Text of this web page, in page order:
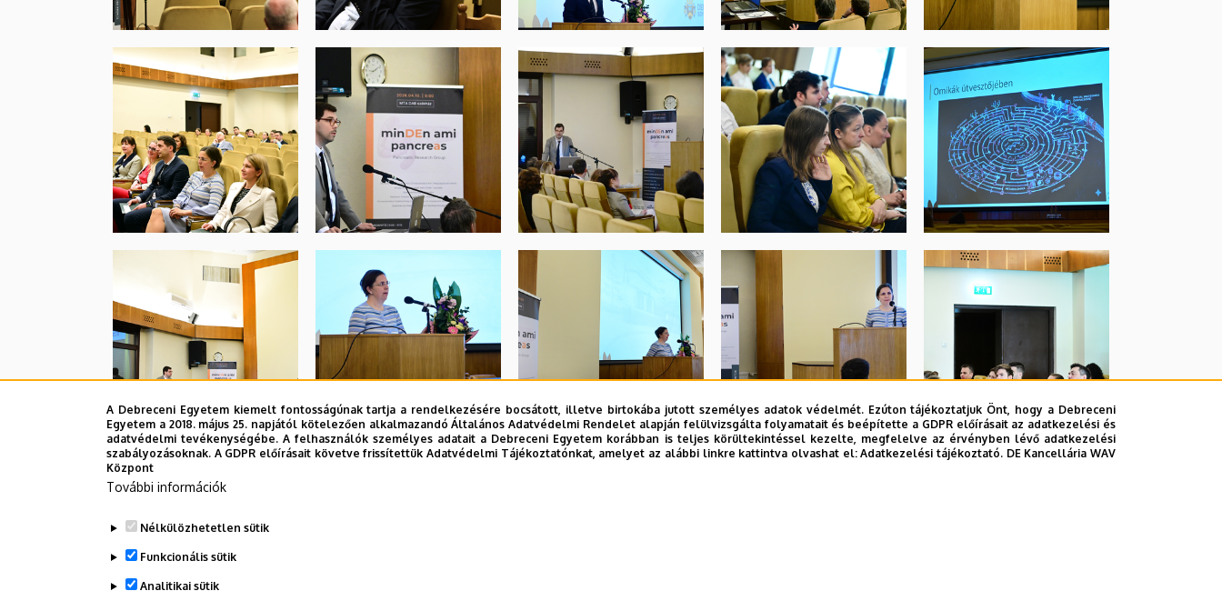
A Debreceni Egyetem kiemelt fontosságúnak tartja a rendelkezésére bocsátott, illetve birtokába jutott személyes adatok védelmét. Ezúton tájékoztatjuk Önt, hogy a Debreceni
Egyetem a 2018. május 25. napjától kötelezően alkalmazandó Általános Adatvédelmi Rendelet alapján felülvizsgálta folyamatait és beépítette a GDPR előírásait az adatkezelési és
adatvédelmi tevékenységébe. A felhasználók személyes adatait a Debreceni Egyetem korábban is teljes körültekintéssel kezelte, megfelelve az érvényben lévő adatkezelési
szabályozásoknak. A GDPR előírásait követve frissítettük Adatvédelmi Tájékoztatónkat, amelyet az alábbi linkre kattintva olvashat el:Adatkezelési tájékoztató. DE Kancellária WAV
Központ
További információk
Nélkülözhetetlen sütik
Funkcionális sütik
Analitikai sütik